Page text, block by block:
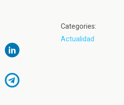
Categories:
Actualidad